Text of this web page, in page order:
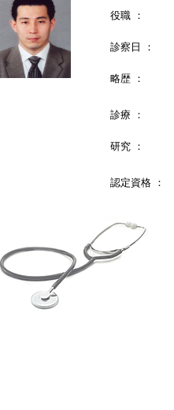
役職 ：
診察日 ：
略歴 ：
診療 ：
研究 ：
認定資格 ：